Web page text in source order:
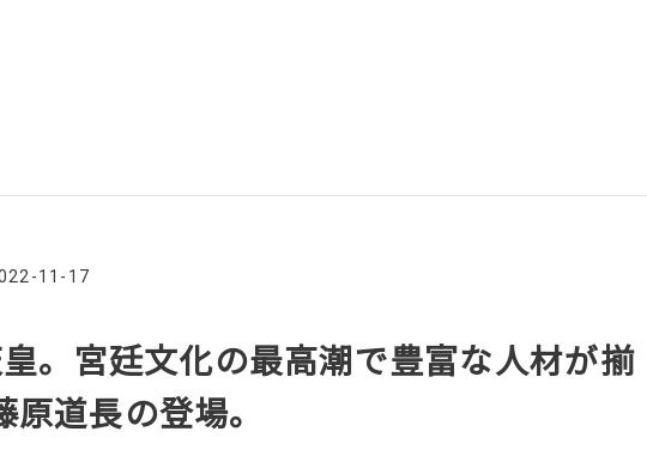
11-17
。宮廷文化の最高潮で豊富な人材が揃
道長の登場。